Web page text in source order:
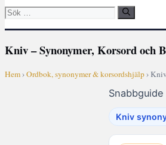
Sök
Kniv – Synonymer, Korsord och
Hem›Ordbok, synonymer & korsordshjälp›
Kniv